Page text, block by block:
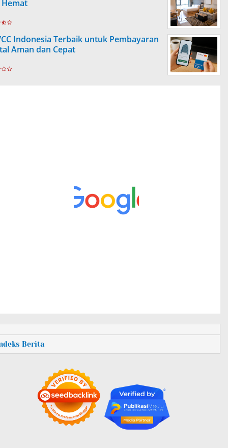
Indonesia Terbaik untuk Pembayaran
Aman dan Cepat
Berita